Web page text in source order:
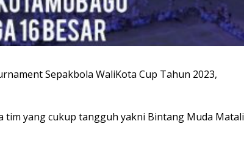
Sepakbola WaliKota Cup Tahun 2023,
tim yang cukup tangguh yakni Bintang Muda Matali